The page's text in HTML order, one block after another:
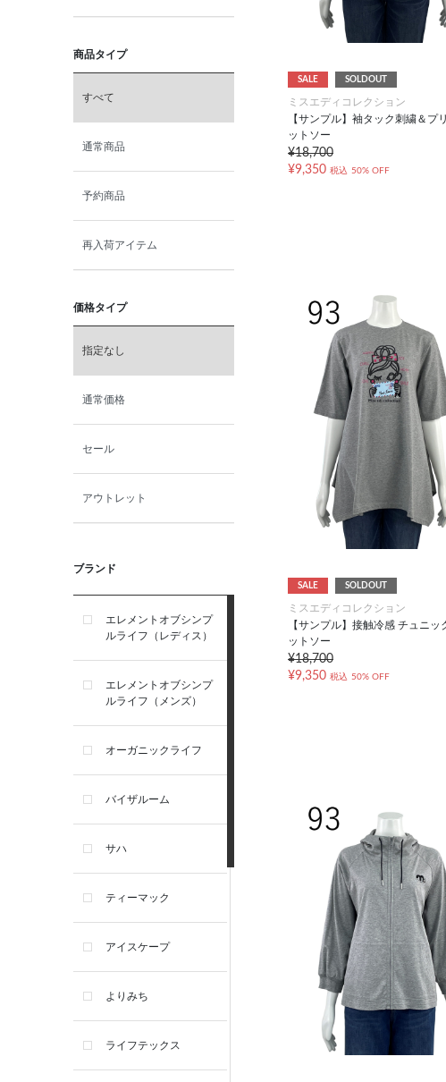
商品タイプ
すべて
通常商品
予約商品
再入荷アイテム
価格タイプ
指定なし
通常価格
セール
アウトレット
ブランド
エレメントオブシンプ
ルライフ（レディス）
エレメントオブシンプ
ルライフ（メンズ）
オーガニックライフ
バイザルーム
サハ
ティーマック
アイスケープ
よりみち
ライフテックス
SALE SOLDOUT
ミスエディコレクション
【サンプル】袖タック刺繍＆プ
ットソー
¥18,700
¥9,350 税込 50% OFF
SALE SOLDOUT
ミスエディコレクション
【サンプル】接触冷感 チュニッ
ットソー
¥18,700
¥9,350 税込 50% OFF